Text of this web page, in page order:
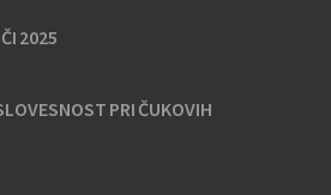
2025
PRI ČUKOVIH